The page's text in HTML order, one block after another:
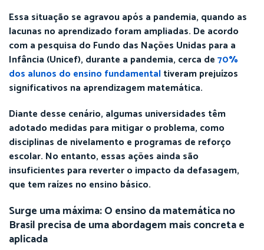
Essa situação se agravou após a pandemia, quando as
lacunas no aprendizado foram ampliadas. De acordo
com a pesquisa do Fundo das Nações Unidas para a
Infância (Unicef), durante a pandemia, cerca de70%
dos alunos do ensino fundamentaltiveram prejuízos
significativos na aprendizagem matemática.
Diante desse cenário, algumas universidades têm
adotado medidas para mitigar o problema, como
disciplinas de nivelamento e programas de reforço
escolar. No entanto, essas ações ainda são
insuficientes para reverter o impacto da defasagem,
que tem raízes no ensino básico.
Surge uma máxima: O ensino da matemática no
Brasil precisa de uma abordagem mais concreta e
aplicada